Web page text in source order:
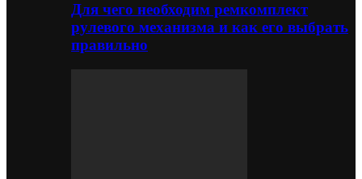
Для чего необходим ремкомплект
рулевого механизма и как его выбрать
правильно